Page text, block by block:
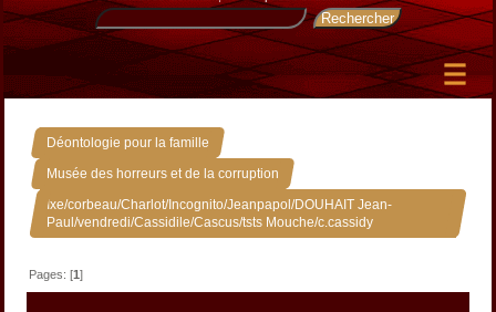
Déontologie pour la famille »
Musée des horreurs et de la corruption »
Ixe/corbeau/Charlot/Incognito/Jeanpapol/DOUHAIT Jean-
Paul/vendredi/Cassidile/Cascus/tsts Mouche/c.cassidy
Pages: [1]